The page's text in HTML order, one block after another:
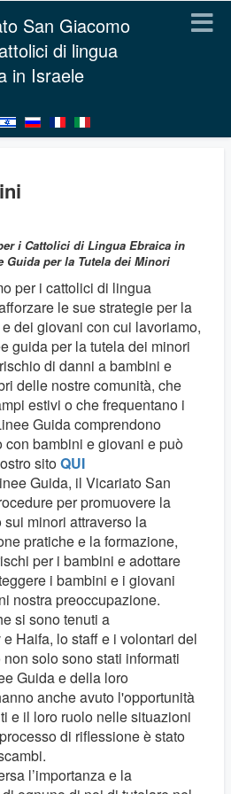
San Giacomo
di lingua
in Israele
i Cattolici di Lingua Ebraica in
Guida per la Tutela dei Minori
per i cattolici di lingua
le sue strategie per la
dei giovani con cui lavoriamo,
guida per la tutela dei minori
di danni a bambini e
delle nostre comunità, che
estivi o che frequentano i
Guida comprendono
con bambini e giovani e può
sitoQUI
Guida, il Vicariato San
per promuovere la
minori attraverso la
pratiche e la formazione,
per i bambini e adottare
i bambini e i giovani
nostra preoccupazione.
si sono tenuti a
Haifa, lo staff e i volontari del
solo sono stati informati
Guida e della loro
anche avuto l'opportunità
e il loro ruolo nelle situazioni
di riflessione è stato
l’importanza e la